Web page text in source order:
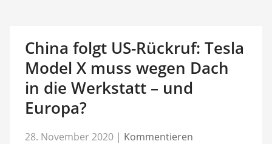
China folgt US-Rückruf: Tesla
Model X muss wegen Dach
in die Werkstatt – und
Europa?
28. November 2020 | Kommentieren